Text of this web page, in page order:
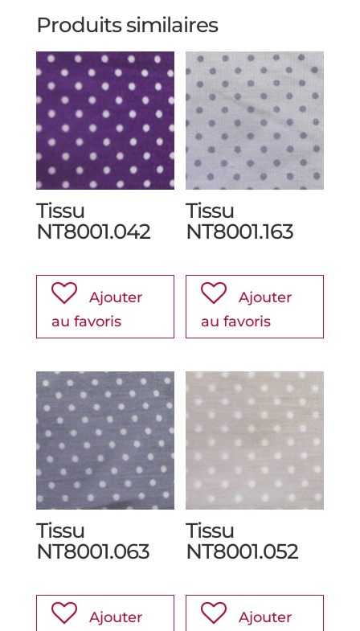
Produits similaires
Tissu
NT8001.042
Ajouter
au favoris
Tissu
NT8001.163
Ajouter
au favoris
Tissu
NT8001.063
Ajouter
Tissu
NT8001.052
Ajouter